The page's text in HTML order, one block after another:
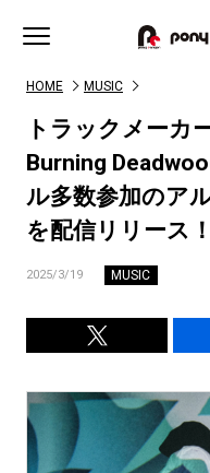
HOME MUSIC
トラックメーカ
Burning
ル多数参加のア
を配信リリース！
2025/3/19 MUSIC